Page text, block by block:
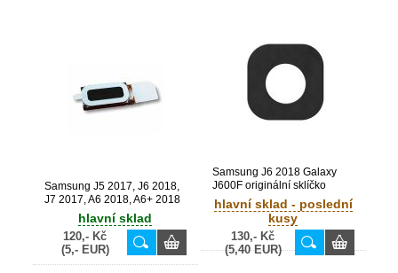
Samsung J5 2017, J6 2018,
J7 2017, A6 2018, A6+ 2018
Galaxy J530F, J600F, J730F
A600F, A605F originální
sluchátko (Service Pack) -
3009-001722
hlavní sklad
120,- Kč
(5,- EUR)
Samsung J6 2018 Galaxy
J600F originální sklíčko
kamery (Service Pack) -
GH64-06908A
hlavní sklad - poslední
kusy
130,- Kč
(5,40 EUR)